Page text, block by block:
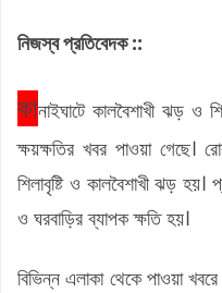
নিজস্ব প্রতিবেদক ::
কানাইঘাটে কালবৈশাখী ঝড় ও
ক্ষয়ক্ষতির খবর পাওয়া গেছে।
শিলাবৃষ্টি ও কালবৈশাখী ঝড় হয়।
ও ঘরবাড়ির ব্যাপক ক্ষতি হয়।
বিভিন্ন এলাকা থেকে পাওয়া